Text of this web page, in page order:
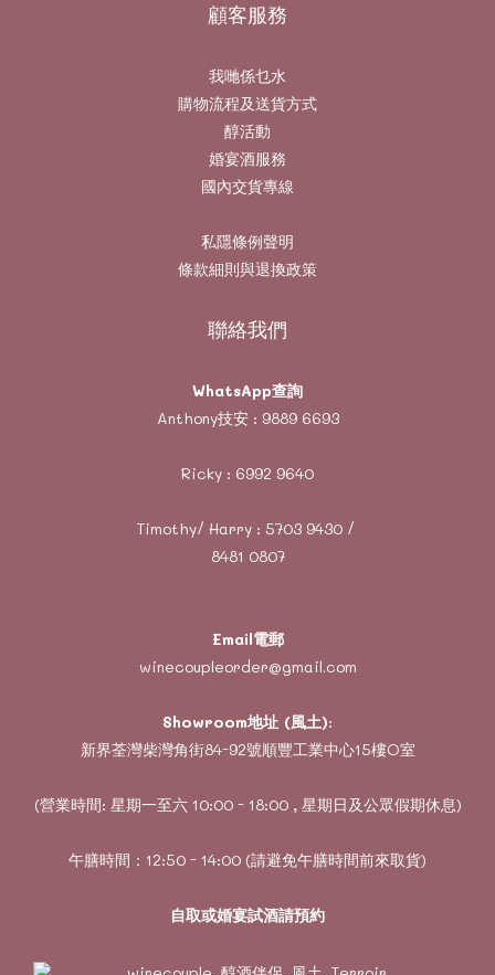
顧客服務
我哋係乜水
購物流程及送貨方式
醇活動
婚宴酒服務
國內交貨專線
私隱條例聲明
條款細則與退換政策
聯絡我們
WhatsApp查詢
Anthony技安 : 9889 6693
Ricky : 6992 9640
Timothy/ Harry : 5703 9430/
8481 0807
Email電郵
winecoupleorder@gmail.com
Showroom地址 (風土):
新界荃灣柴灣角街84-92號順豐工業中心15樓O室
(營業時間: 星期一至六 10:00 - 18:00 , 星期日及公眾假期休息)
午膳時間：12:50 - 14:00 (請避免午膳時間前來取貨)
自取或婚宴試酒請預約